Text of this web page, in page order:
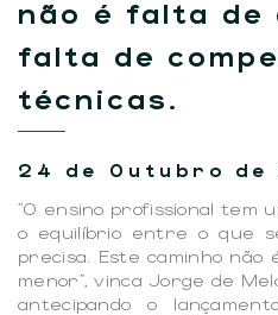
não é falta de
falta de
técnicas.
24 de Outubro de
"O ensino profissional tem
o equilíbrio entre o que
precisa. Este caminho
menor", vinca Jorge de
antecipando o